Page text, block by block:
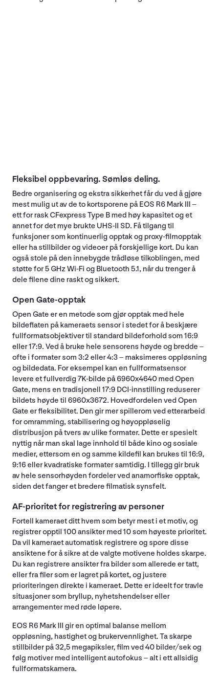
Fleksibel oppbevaring. Sømløs deling.
Bedre organisering og ekstra sikkerhet får du ved å gjøre
mest mulig ut av de to kortsporene på EOS R6 Mark III –
ett for rask CFexpress Type B med høy kapasitet og et
annet for det mye brukte UHS-II SD. Få tilgang til
funksjoner som kontinuerlig opptak og proxy-filmopptak
eller ha stillbilder og videoer på forskjellige kort. Du kan
også stole på den innebygde trådløse tilkoblingen, med
støtte for 5 GHz Wi-Fi og Bluetooth 5.1, når du trenger å
dele filene dine raskt og sikkert.
Open Gate-opptak
Open Gate er en metode som gjør opptak med hele
bildeflaten på kameraets sensor i stedet for å beskjære
fullformatsobjektiver til standard bildeforhold som 16:9
eller 17:9. Ved å bruke hele sensorens høyde og bredde –
ofte i formater som 3:2 eller 4:3 – maksimeres oppløsning
og bildedata. For eksempel kan en fullformatsensor
levere et fullverdig 7K-bilde på 6960x4640 med Open
Gate, mens en tradisjonell 17:9 DCI-innstilling reduserer
bildets høyde til 6960x3672. Hovedfordelen ved Open
Gate er fleksibilitet. Den gir mer spillerom ved etterarbeid
for omramming, stabilisering og høyoppløselig
distribusjon på tvers av ulike formater. Dette er spesielt
nyttig når man skal lage innhold til både kino og sosiale
medier, ettersom en og samme kildefil kan brukes til 16:9,
9:16 eller kvadratiske formater samtidig. I tillegg gir bruk
av hele sensorhøyden fordeler ved anamorfiske opptak,
siden det fanger et bredere filmatisk synsfelt.
AF-prioritet for registrering av personer
Fortell kameraet ditt hvem som betyr mest i et motiv, og
registrer opptil 100 ansikter med 10 som høyeste prioritet.
Da vil kameraet automatisk registrere og spore disse
ansiktene for å sikre at de valgte motivene holdes skarpe.
Du kan registrere ansikter fra bilder som allerede er tatt,
eller fra filer som er lagret på kortet, og justere
prioriteringen direkte i kameraet. Dette er ideelt for travle
situasjoner som bryllup, nyhetshendelser eller
arrangementer med røde løpere.
EOS R6 Mark III gir en optimal balanse mellom
oppløsning, hastighet og brukervennlighet. Ta skarpe
stillbilder på 32,5 megapiksler, film ved 40 bilder/sek og
følg motiver med intelligent autofokus – alt i ett allsidig
fullformatskamera.